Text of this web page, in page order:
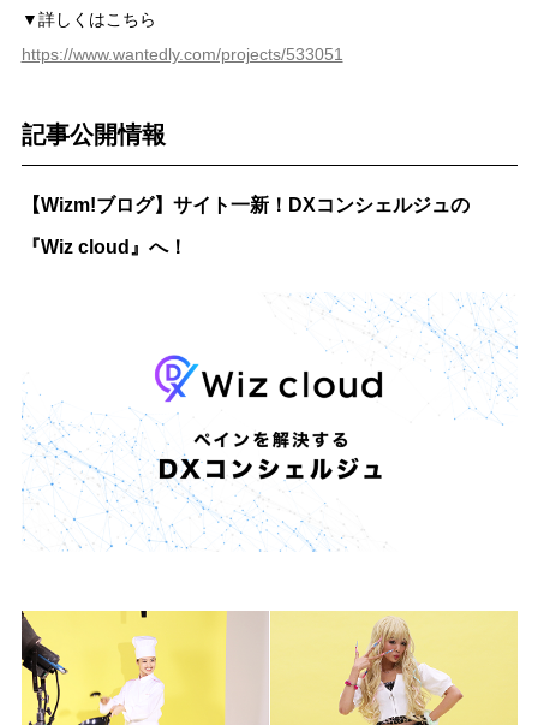
▼詳しくはこちら
https://www.wantedly.com/projects/533051
記事公開情報
【Wizm!ブログ】サイト一新！DXコンシェルジュの
『Wiz cloud』へ！